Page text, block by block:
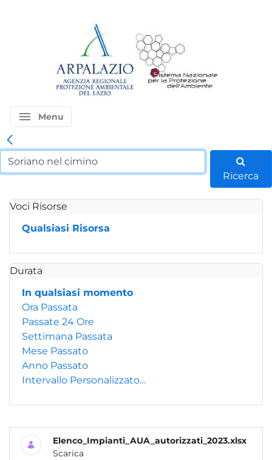
menu Menu
Ricerca
Voci Risorse
Qualsiasi Risorsa
Durata
In qualsiasi momento
Ora Passata
Passate 24 Ore
Settimana Passata
Mese Passato
Anno Passato
Intervallo Personalizzato…
Elenco_Impianti_AUA_autorizzati_2023.xlsx
Scarica